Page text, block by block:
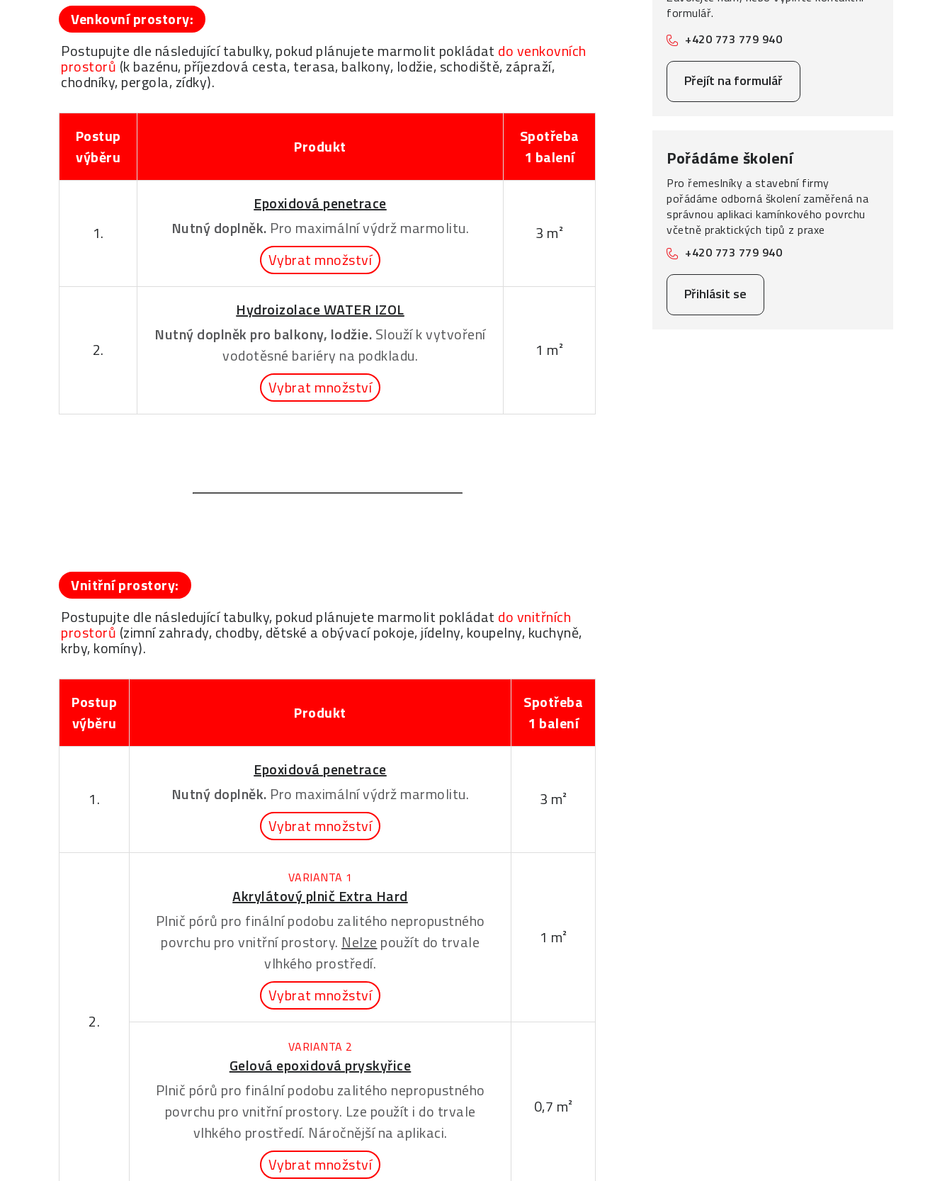
Venkovní prostory:
Postupujte dle následující tabulky, pokud plánujete marmolit pokládat do venkovních
prostorů (k bazénu, příjezdová cesta, terasa, balkony, lodžie, schodiště, zápraží,
chodníky, pergola, zídky).
Postup
výběru
Produkt
Spotřeba
1 balení
1.
Epoxidová penetrace
Nutný doplněk. Pro maximální výdrž marmolitu.
Vybrat množství
3 m²
2.
Hydroizolace WATER IZOL
Nutný doplněk pro balkony, lodžie.Slouží k vytvoření
vodotěsné bariéry na podkladu.
Vybrat množství
1 m²
Vnitřní prostory:
Postupujte dle následující tabulky, pokud plánujete marmolit pokládat do vnitřních
prostorů (zimní zahrady, chodby, dětské a obývací pokoje, jídelny, koupelny, kuchyně,
krby, komíny).
Postup
výběru
Produkt
Spotřeba
1 balení
1.
Epoxidová penetrace
Nutný doplněk. Pro maximální výdrž marmolitu.
Vybrat množství
3 m²
2.
VARIANTA 1
Akrylátový plnič Extra Hard
Plnič pórů pro finální podobu zalitého nepropustného
povrchu pro vnitřní prostory. Nelze použít do trvale
vlhkého prostředí.
Vybrat množství
1 m²
VARIANTA 2
Gelová epoxidová pryskyřice
Plnič pórů pro finální podobu zalitého nepropustného
povrchu pro vnitřní prostory. Lze použít i do trvale
vlhkého prostředí. Náročnější na aplikaci.
Vybrat množství
0,7 m²
formulář.
+420 773 779 940
Přejít na formulář
Pořádáme školení
Pro řemeslníky a stavební firmy
pořádáme odborná školení zaměřená na
správnou aplikaci kamínkového povrchu
včetně praktických tipů z praxe
+420 773 779 940
Přihlásit se